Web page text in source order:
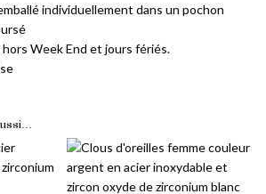
individuellement dans un pochon
Week End et jours fériés.